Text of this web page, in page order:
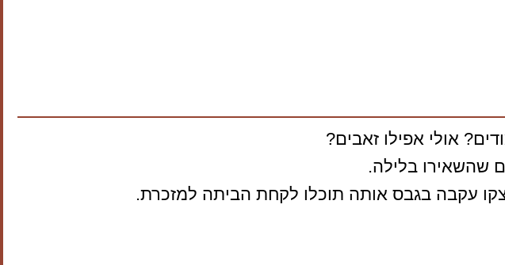
אולי אפילו זאבים?
שהשאירו בלילה.
עקבה בגבס אותה תוכלו לקחת הביתה למזכרת.